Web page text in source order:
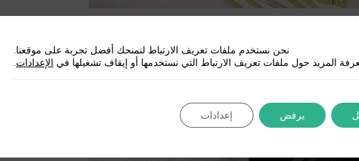
نحن نستخدم ملفات تعريف الارتباط لنمنحك أفضل تجربة على موقعنا.
المزيد حول ملفات تعريف الارتباط التي نستخدمها أو إيقاف تشغيلها في الإعدادات
يرفض إعدادات